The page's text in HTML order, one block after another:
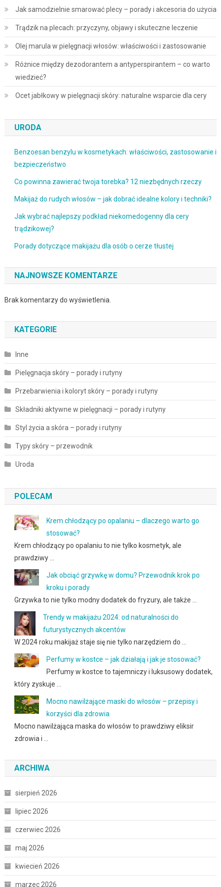
Jak samodzielnie smarować plecy – porady i akcesoria do użycia
Trądzik na plecach: przyczyny, objawy i skuteczne leczenie
Olej marula w pielęgnacji włosów: właściwości i zastosowanie
Różnice między dezodorantem a antyperspirantem – co warto
wiedzieć?
Ocet jabłkowy w pielęgnacji skóry: naturalne wsparcie dla cery
URODA
Benzoesan benzylu w kosmetykach: właściwości, zastosowanie i
bezpieczeństwo
Co powinna zawierać twoja torebka? 12 niezbędnych rzeczy
Makijaż do rudych włosów – jak dobrać idealne kolory i techniki?
Jak wybrać najlepszy podkład niekomedogenny dla cery
trądzikowej?
Porady dotyczące makijażu dla osób o cerze tłustej
NAJNOWSZE KOMENTARZE
Brak komentarzy do wyświetlenia.
KATEGORIE
Inne
Pielęgnacja skóry – porady i rutyny
Przebarwienia i koloryt skóry – porady i rutyny
Składniki aktywne w pielęgnacji – porady i rutyny
Styl życia a skóra – porady i rutyny
Typy skóry – przewodnik
Uroda
POLECAM
Krem chłodzący po opalaniu – dlaczego warto go
stosować?
Krem chłodzący po opalaniu to nie tylko kosmetyk, ale
prawdziwy …
Jak obciąć grzywkę w domu? Przewodnik krok po
kroku i porady
Grzywka to nie tylko modny dodatek do fryzury, ale także …
Trendy w makijażu 2024: od naturalności do
futurystycznych akcentów
W 2024 roku makijaż staje się nie tylko narzędziem do …
Perfumy w kostce – jak działają i jak je stosować?
Perfumy w kostce to tajemniczy i luksusowy dodatek,
który zyskuje …
Mocno nawilżające maski do włosów – przepisy i
korzyści dla zdrowia
Mocno nawilżająca maska do włosów to prawdziwy eliksir
zdrowia i …
ARCHIWA
sierpień 2026
lipiec 2026
czerwiec 2026
maj 2026
kwiecień 2026
marzec 2026